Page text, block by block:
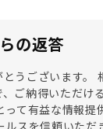
の返答
うございます。
ご納得いただけ
て有益な情報提
ルスを信頼いただ